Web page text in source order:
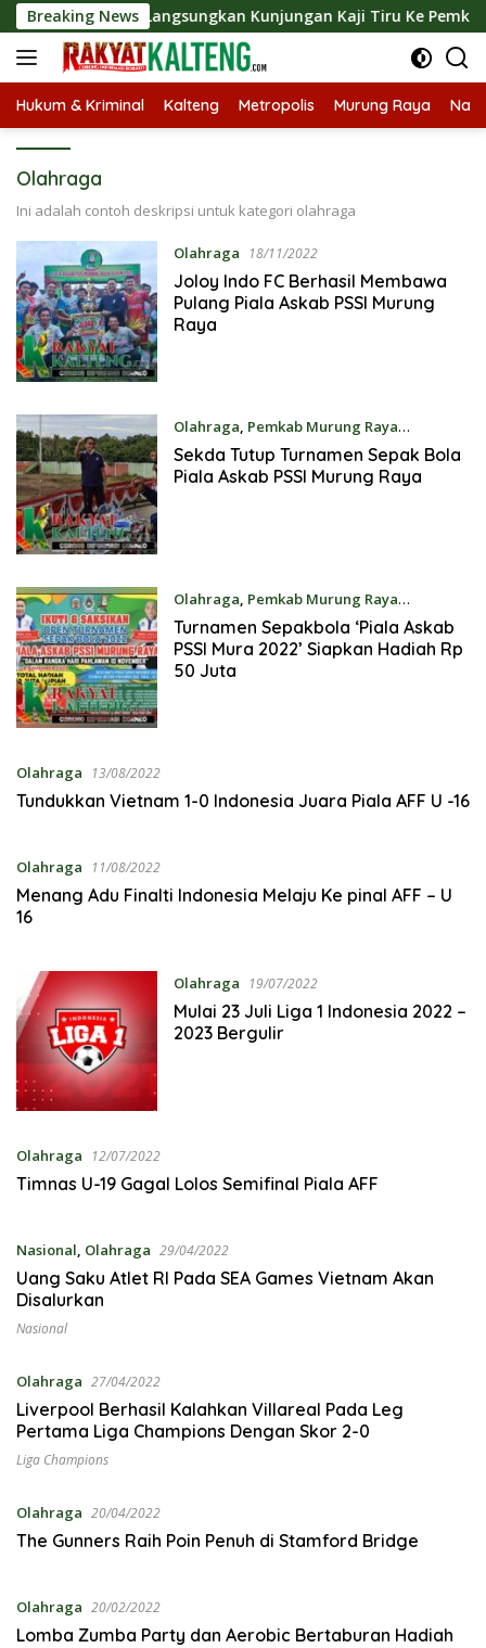
Langsung
ke
konten
Breaking News
Barut Langsungkan Kunjungan Kaji Tiru Ke Pemkab Kulon
Hukum & Kriminal Kalteng Metropolis Murung Raya
Olahraga
Ini adalah contoh deskripsi untuk kategori olahraga
Olahraga 18/11/2022
Joloy Indo FC Berhasil Membawa
Pulang Piala Askab PSSI Murung
Raya
Olahraga Pemkab Murung Raya
18/11/2022
Sekda Tutup Turnamen Sepak Bola
Piala Askab PSSI Murung Raya
Olahraga, Pemkab Murung Raya
20/10/2022
Turnamen Sepakbola ‘Piala Askab
PSSI Mura 2022’ Siapkan Hadiah Rp
50 Juta
Olahraga 13/08/2022
Tundukkan Vietnam 1-0 Indonesia Juara Piala AFF U -16
Olahraga 11/08/2022
Menang Adu Finalti Indonesia Melaju Ke pinal AFF – U
16
Olahraga 19/07/2022
Mulai 23 Juli Liga 1 Indonesia 2022 –
2023 Bergulir
Olahraga 12/07/2022
Timnas U-19 Gagal Lolos Semifinal Piala AFF
Nasional, Olahraga 29/04/2022
Uang Saku Atlet RI Pada SEA Games Vietnam Akan
Disalurkan
Nasional
Olahraga 27/04/2022
Liverpool Berhasil Kalahkan Villareal Pada Leg
Pertama Liga Champions Dengan Skor 2-0
Liga Champions
Olahraga 20/04/2022
The Gunners Raih Poin Penuh di Stamford Bridge
Olahraga 20/02/2022
Lomba Zumba Party dan Aerobic Bertaburan Hadiah